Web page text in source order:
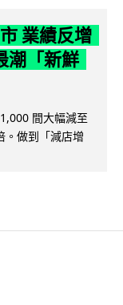
業績反增
潮「新鮮
間大幅減至
。做到「減店增